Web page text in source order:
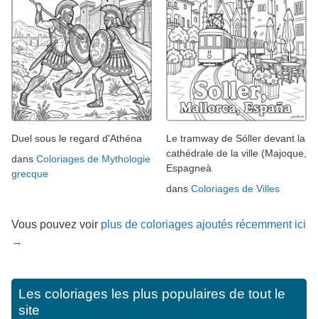
Duel sous le regard d'Athéna
dans Coloriages de Mythologie
grecque
Le tramway de Sóller devant la
cathédrale de la ville (Majoque,
Espagneà
dans Coloriages de Villes
Vous pouvez voir plus de coloriages ajoutés récemment ici
→
Les coloriages les plus populaires de tout le
site